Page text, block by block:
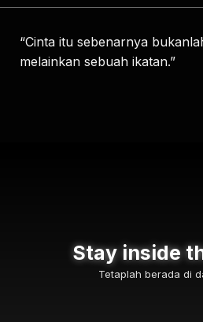
“Cinta itu sebenarnya
melainkan sebuah ikatan.”
Stay inside
Tetaplah berada di